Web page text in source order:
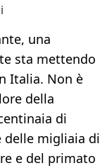
una
sta mettendo
Italia. Non è
della
di
delle migliaia di
e del primato